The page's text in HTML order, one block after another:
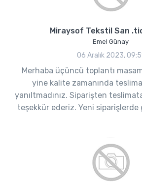
Miraysof Tekstil San
Emel Günay
06 Aralık 2023,
Merhaba üçüncü toplantı
yine kalite zamanında
yanıltmadınız. Siparişten
teşekkür ederiz. Yeni siparişlerde